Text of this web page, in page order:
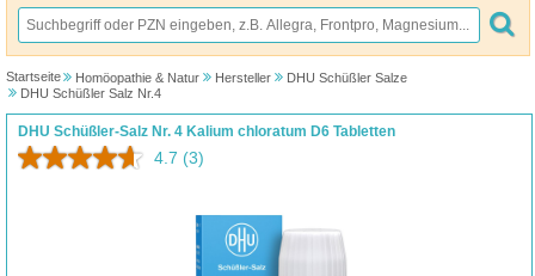
Startseite Homöopathie & Natur Hersteller
DHU Schüßler Salze
DHU Schüßler Salz Nr.4
DHU Schüßler-Salz Nr. 4 Kalium chloratum D6 Tabletten
4.7 (3)